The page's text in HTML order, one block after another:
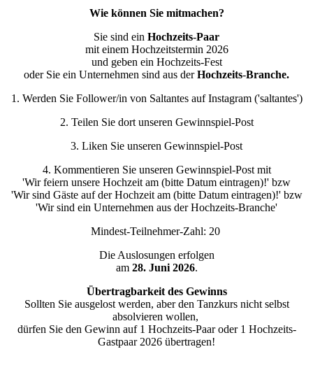
Wie können Sie mitmachen?
Sie sind ein Hochzeits-Paar
mit einem Hochzeitstermin 2026
und geben ein Hochzeits-Fest
oder Sie ein Unternehmen sind aus derHochzeits-Branche.
1. Werden Sie Follower/in von Saltantes auf Instagram ('saltantes')
2. Teilen Sie dort unseren Gewinnspiel-Post
3. Liken Sie unseren Gewinnspiel-Post
4. Kommentieren Sie unseren Gewinnspiel-Post mit
'Wir feiern unsere Hochzeit am (bitte Datum eintragen)!' bzw
'Wir sind Gäste auf der Hochzeit am (bitte Datum eintragen)!' bzw
'Wir sind ein Unternehmen aus der Hochzeits-Branche'
Mindest-Teilnehmer-Zahl: 20
Die Auslosungen erfolgen
am 28. Juni 2026.
Übertragbarkeit des Gewinns
Sollten Sie ausgelost werden, aber den Tanzkurs nicht selbst
absolvieren wollen,
dürfen Sie den Gewinn auf 1 Hochzeits-Paar oder 1 Hochzeits-
Gastpaar 2026 übertragen!